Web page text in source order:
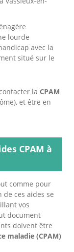
lourde
avec la
situé sur le
la CPAM
et être en
CPAM à
comme pour
de ces aides se
vos
document
doivent être
maladie (CPAM)